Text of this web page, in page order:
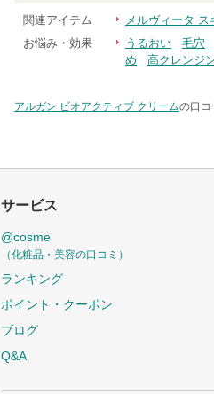
関連アイテム メルヴィータ ス
お悩み・効果
うるおい 毛穴
め
高クレンジ
アルガン ビオアクティブ クリームの口コ
サービス
@cosme
（化粧品・美容の口コミ）
ランキング
ポイント・クーポン
ブログ
Q&A